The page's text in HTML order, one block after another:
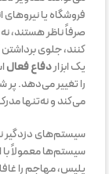
فروشگاه یا
صرفاً ناظر هستند،
کنند، جلوی برداشتن
یک ابزاردفاع فعال
را تغییر می‌دهد.
می‌کند و نه‌تنها
سیستم‌های دزدگیر
سیستم‌ها معمولاً با
پلیس، مهاجم را